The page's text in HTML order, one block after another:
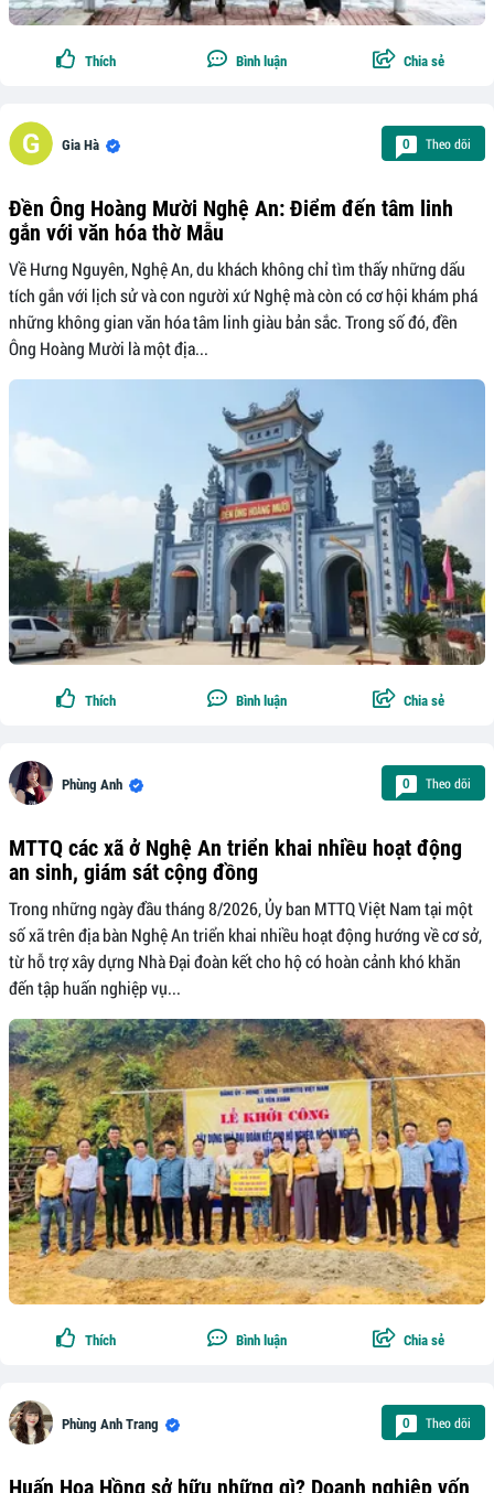
Thích Bình luận Chia sẻ
Gia Hà 0 Theo dõi
Đền Ông Hoàng Mười Nghệ An: Điểm đến tâm linh
gắn với văn hóa thờ Mẫu
Về Hưng Nguyên, Nghệ An, du khách không chỉ tìm thấy những dấu
tích gắn với lịch sử và con người xứ Nghệ mà còn có cơ hội khám phá
những không gian văn hóa tâm linh giàu bản sắc. Trong số đó, đền
Ông Hoàng Mười là một địa...
Thích Bình luận Chia sẻ
Phùng Anh 0 Theo dõi
MTTQ các xã ở Nghệ An triển khai nhiều hoạt động
an sinh, giám sát cộng đồng
Trong những ngày đầu tháng 8/2026, Ủy ban MTTQ Việt Nam tại một
số xã trên địa bàn Nghệ An triển khai nhiều hoạt động hướng về cơ sở,
từ hỗ trợ xây dựng Nhà Đại đoàn kết cho hộ có hoàn cảnh khó khăn
đến tập huấn nghiệp vụ...
Thích Bình luận Chia sẻ
Phùng Anh Trang 0 Theo dõi
Huấn Hoa Hồng sở hữu những gì? Doanh nghiệp vốn